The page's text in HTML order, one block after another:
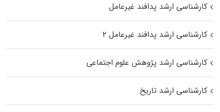
کارشناسی ارشد پدافند غیرعامل
کارشناسی ارشد پدافند غیرعامل ۲
کارشناسی ارشد پژوهش علوم اجتماعی
کارشناسی ارشد تاریخ